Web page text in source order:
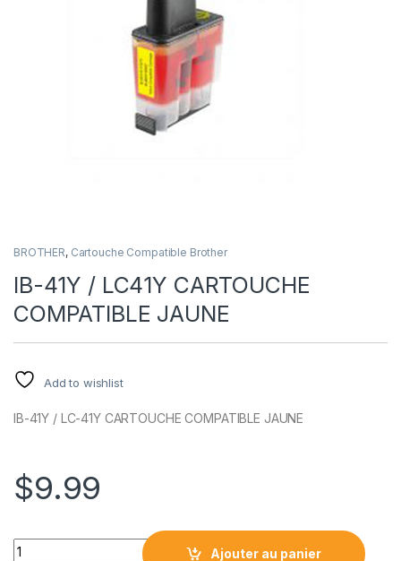
BROTHER, Cartouche Compatible Brother
IB-41Y / LC41Y CARTOUCHE
COMPATIBLE JAUNE
Add to wishlist
IB-41Y / LC-41Y CARTOUCHE COMPATIBLE JAUNE
$9.99
IB-41Y / LC41Y CARTOUCHE COMPATIBLE JAUNE quantity
Ajouter au panier